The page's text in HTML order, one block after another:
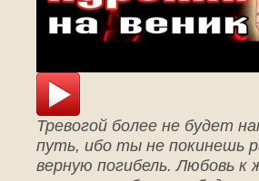
Тревогой более не будет
путь, ибо ты не покинешь
верную погибель. Любовь к